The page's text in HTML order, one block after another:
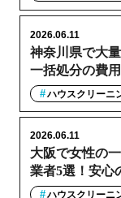
神奈川県で大
一括処分の費
2026.06.11
ハウスクリーニ
大阪で女性の
業者5選！安心
2026.06.11
ハウスクリーニ